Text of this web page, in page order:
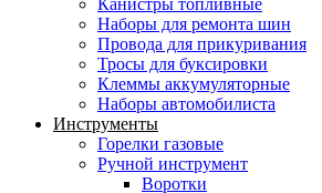
Наборы для ремонта шин
Провода для прикуривания
Тросы для буксировки
Клеммы аккумуляторные
Наборы автомобилиста
Инструменты
Горелки газовые
Ручной инструмент
Воротки